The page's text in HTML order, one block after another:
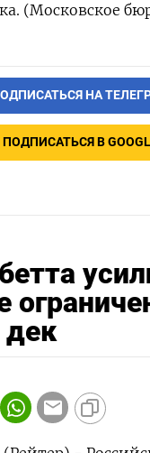
(Московское
НА
ПОДПИСАТЬСЯ В
дек